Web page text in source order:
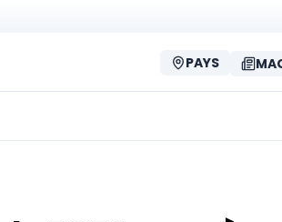
PAYS